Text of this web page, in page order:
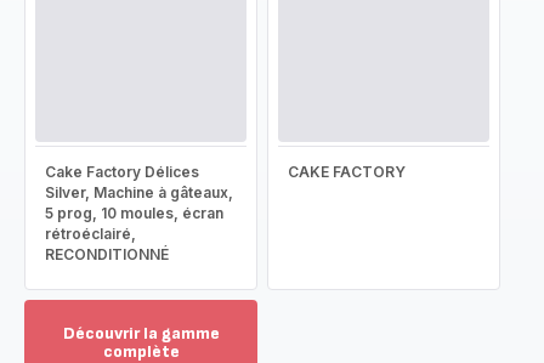
Cake Factory Délices
Silver, Machine à gâteaux,
5 prog, 10 moules, écran
rétroéclairé,
RECONDITIONNÉ
CAKE FACTORY
Découvrir la gamme
complète